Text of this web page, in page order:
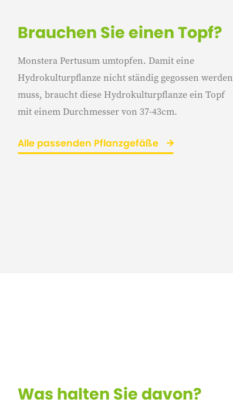
Brauchen Sie einen Topf?
Monstera Pertusum umtopfen. Damit eine
Hydrokulturpflanze nicht ständig gegossen werden
muss, braucht diese Hydrokulturpflanze ein Topf
mit einem Durchmesser von 37-43cm.
Alle passenden Pflanzgefäße
Was halten Sie davon?